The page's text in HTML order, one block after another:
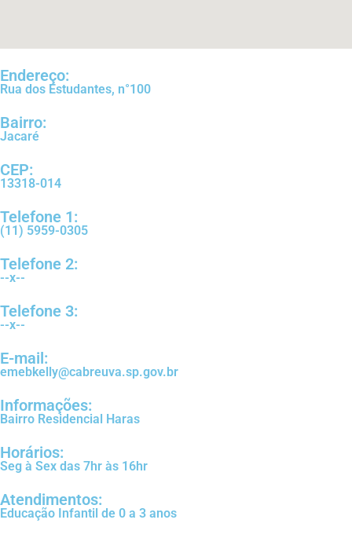
Endereço:
Rua dos Estudantes, n°100
Bairro:
Jacaré
CEP:
13318-014
Telefone 1:
(11) 5959-0305
Telefone 2:
--x--
Telefone 3:
--x--
E-mail:
emebkelly@cabreuva.sp.gov.br
Informações:
Bairro Residencial Haras
Horários:
Seg à Sex das 7hr às 16hr
Atendimentos:
Educação Infantil de 0 a 3 anos